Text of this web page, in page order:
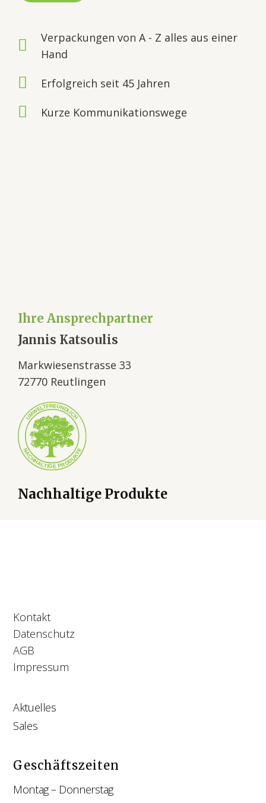
Verpackungen von A - Z alles aus einer
Hand
Erfolgreich seit 45 Jahren
Kurze Kommunikationswege
Ihre Ansprechpartner
Jannis Katsoulis
Markwiesenstrasse 33
72770 Reutlingen
Nachhaltige Produkte
Kontakt
Datenschutz
AGB
Impressum
Aktuelles
Sales
Geschäftszeiten
Montag – Donnerstag